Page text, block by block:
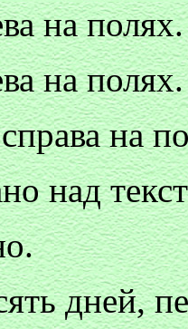
на полях.
на полях.
на
над
дней,